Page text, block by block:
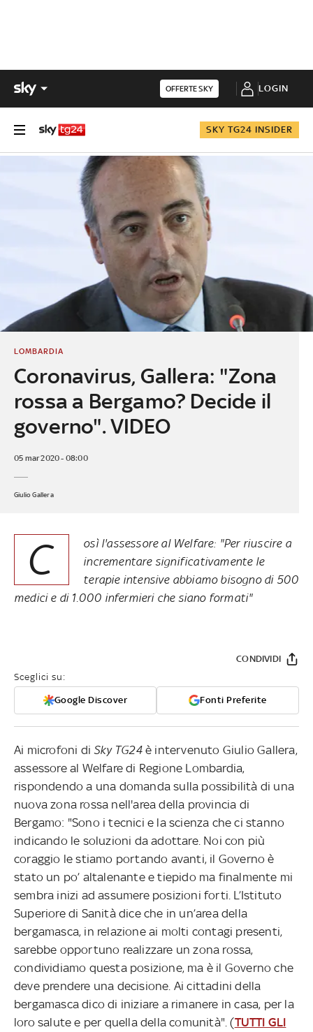
OFFERTE SKY LOGIN
SKY TG24 INSIDER
Coronavirus, Gallera: "Zona
rossa a Bergamo? Decide il
governo". VIDEO
LOMBARDIA
05 mar 2020 - 08:00
Giulio Gallera
C
osì l'assessore al Welfare: "Per riuscire a
incrementare significativamente le
terapie intensive abbiamo bisogno di 500
medici e di 1.000 infermieri che siano formati"
Sceglici su:
Google Discover Fonti Preferite
CONDIVIDI
Ai microfoni diSky TG24è intervenuto Giulio Gallera,
assessore al Welfare di Regione Lombardia,
rispondendo a una domanda sulla possibilità di una
nuova zona rossa nell'area della provincia di
Bergamo: "Sono i tecnici e la scienza che ci stanno
indicando le soluzioni da adottare. Noi con più
coraggio le stiamo portando avanti, il Governo è
stato un po’ altalenante e tiepido ma finalmente mi
sembra inizi ad assumere posizioni forti. L’Istituto
Superiore di Sanità dice che in un’area della
bergamasca, in relazione ai molti contagi presenti,
sarebbe opportuno realizzare un zona rossa,
condividiamo questa posizione, ma è il Governo che
deve prendere una decisione. Ai cittadini della
bergamasca dico di iniziare a rimanere in casa, per la
loro salute e per quella della comunità". (TUTTI GLI